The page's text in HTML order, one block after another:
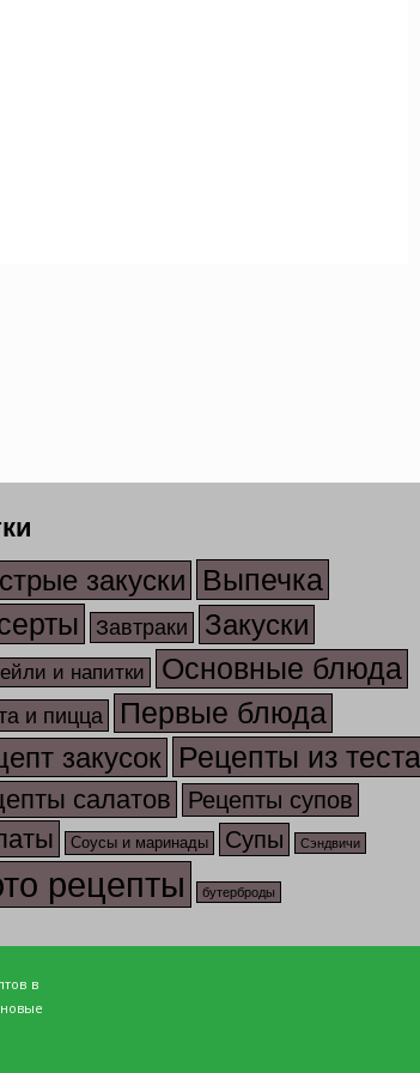
закуски
Выпечка
Завтраки Закуски
и напитки Основные блюда
и пицца
Первые блюда
закусок
Рецепты из теста
салатов Рецепты супов
Соусы и маринады Супы Сэндвичи
рецепты бутерброды
в